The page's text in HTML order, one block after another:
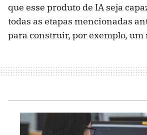
que esse produto de IA seja
todas as etapas mencionadas
para construir, por exemplo, um